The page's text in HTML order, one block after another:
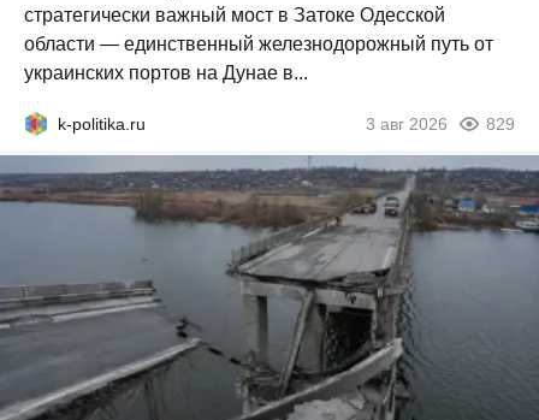
стратегически важный мост в Затоке Одесской
области — единственный железнодорожный путь от
украинских портов на Дунае в...
k-politika.ru 3 авг 2026 829